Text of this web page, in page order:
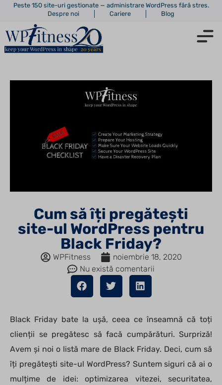
Peste 150 site-uri gestionate — administrare WordPress fără stres.
Despre noi
Cariere Blog
Cum să îți pregătești
site-ul WordPress pentru
Black Friday?
WPFitness
noiembrie 18, 2020
Nu există comentarii
Black Friday bate la ușă, ceea ce înseamnă că toți
clienții se pregătesc să facă cumpărături. Surpriză!
Avem și noi o listă mare de Black Friday. Deci, cum să
îți pregătești site-ul WordPress? Suntem siguri că ai o
mulțime de idei: optimizarea vitezei, securitatea,